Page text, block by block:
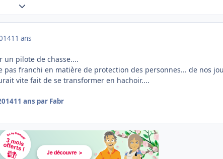
Expand topic overview
11 ans
un pilote de chasse....
pas franchi en matière de protection des personnes... de nos
vite fait de se transformer en hachoir....
11 ans par Fabr